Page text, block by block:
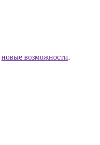
новые возможности.